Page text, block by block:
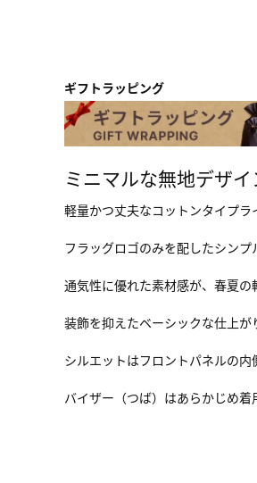
ギフトラッピング
ミニマルな無地デザ
軽量かつ丈夫なコットンタイプラ
フラッグロゴのみを配したシンプ
通気性に優れた素材感が、春夏の
装飾を抑えたベーシックな仕上が
シルエットはフロントパネルの内
バイザー（つば）はあらかじめ着